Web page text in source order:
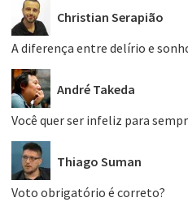
Christian Serapião
A diferença entre delírio e
André Takeda
Você quer ser infeliz para
Thiago Suman
Voto obrigatório é correto?